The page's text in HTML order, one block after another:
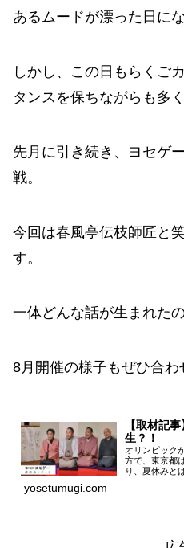
あるムードが漂った日に
しかし、この日もらくご
タンスを保ちながらも多
先月に引き続き、ヨセゲ
戦。
今回は春風亭伝枝師匠と
す。
一体どんな話が生まれた
8月開催の様子もぜひ合わ
【取材記
生？！
オリンピック
方で、東京都
り、夏休みと
yosetumugi.com